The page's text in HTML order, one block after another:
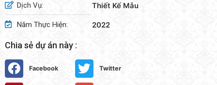
Dịch Vụ:
Năm Thực Hiện:
Chia sẻ dự án này :
Facebook Twitter
Thiết Kế Mẫu
2022